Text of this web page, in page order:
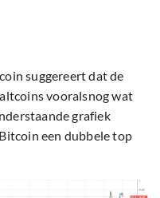
suggereert dat de
vooralsnog wat
grafiek
een dubbele top